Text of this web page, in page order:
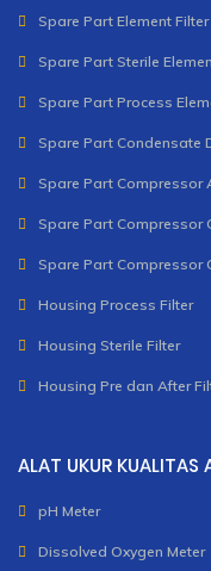
Spare Part Element Filter
Spare Part Sterile
Spare Part Process
Spare Part Condensate
Spare Part Compressor
Spare Part Compressor
Spare Part Compressor
Housing Process Filter
Housing Sterile Filter
Housing Pre dan After
ALAT UKUR KUALITAS
pH Meter
Dissolved Oxygen Meter